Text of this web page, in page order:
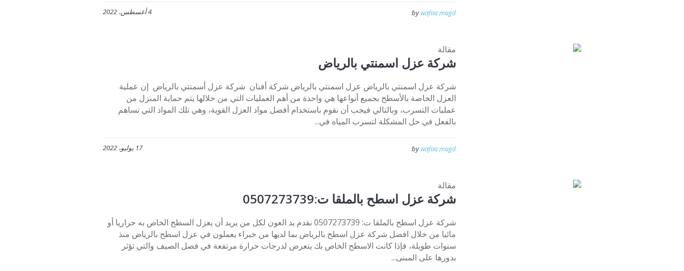
4 أغسطس، 2022 bywafaa magd
مقالة
شركة عزل اسمنتي بالرياض
شركة عزل اسمنتي بالرياض عزل اسمنتي بالرياض شركة أفنان شركة عزل أسمنتي بالرياض إن عملية
العزل الخاصة بالأسطح بجميع أنواعها هي واحدة من أهم العمليات التي من خلالها يتم حماية المنزل من
عمليات التسرب، وبالتالي فيجب أن نقوم باستخدام أفضل مواد العزل القوية، وهي تلك المواد التي تساهم
بالفعل في حل المشكلة لتسرب المياه في...
17 يوليو، 2022 bywafaa magd
مقالة
شركة عزل اسطح بالملقا ت:0507273739
شركة عزل اسطح بالملقا ت: 0507273739 نقدم يد العون لكل من يريد أن يعزل السطح الخاص به حراريا أو
مائيا من خلال افضل شركة عزل اسطح بالرياض بما لديها من خبراء يعملون في عزل اسطح بالرياض منذ
سنوات طويلة، فإذا كانت الاسطح الخاص بك يتعرض لدرجات حرارة مرتفعة في فصل الصيف والتي تؤثر
بدورها على المبنى...